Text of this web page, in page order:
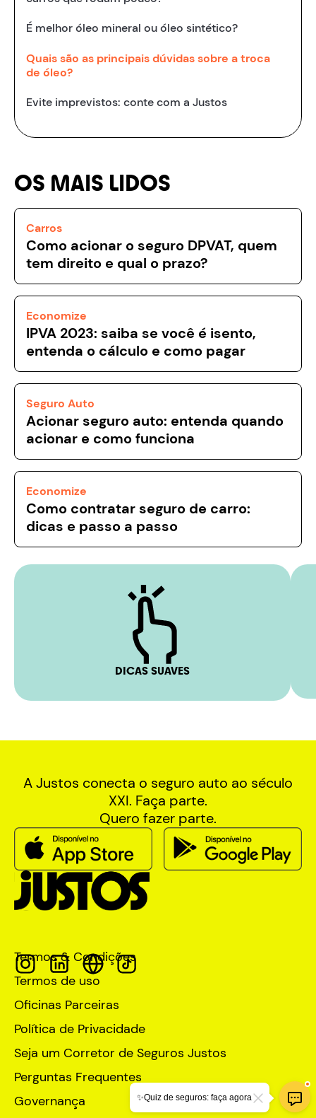
É melhor óleo mineral ou óleo sintético?
Quais são as principais dúvidas sobre a troca
de óleo?
Evite imprevistos: conte com a Justos
OS MAIS LIDOS
Carros
Como acionar o seguro DPVAT, quem
tem direito e qual o prazo?
Economize
IPVA 2023: saiba se você é isento,
entenda o cálculo e como pagar
Seguro Auto
Acionar seguro auto: entenda quando
acionar e como funciona
Economize
Como contratar seguro de carro:
dicas e passo a passo
DICAS SUAVES
A Justos conecta o seguro auto ao século
XXI. Faça parte.
Quero fazer parte.
Termos & Condições
Termos de uso
Oficinas Parceiras
Política de Privacidade
Seja um Corretor de Seguros Justos
Perguntas Frequentes
Governança
✨Quiz de seguros: faça agora